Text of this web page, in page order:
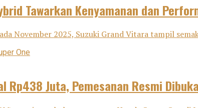
Tawarkan Kenyamanan dan
November 2025, Suzuki Grand Vitara tampil
Rp438 Juta, Pemesanan Resmi Dibuka